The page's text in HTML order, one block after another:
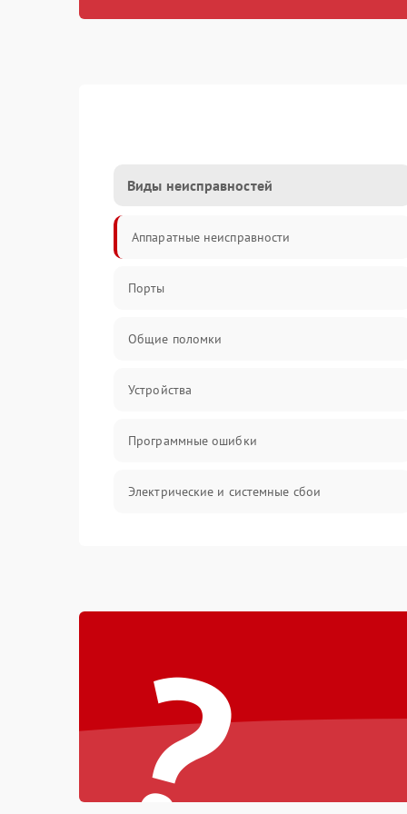
Виды неисправностей
Аппаратные неисправности
Порты
Общие поломки
Устройства
Программные ошибки
Электрические и системные сбои
Система охлаждения
?